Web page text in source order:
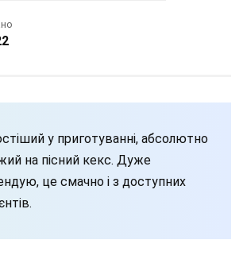
у приготуванні, абсолютно
на пісний кекс. Дуже
це смачно і з доступних